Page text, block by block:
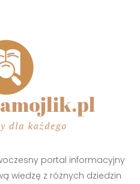
portal informacyjny
wiedzę z różnych dziedzin